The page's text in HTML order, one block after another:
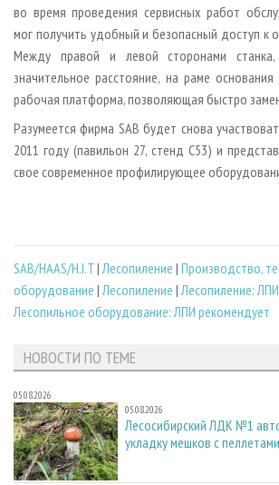
во время проведения сервисных работ
мог получить удобный и безопасный доступ к
Между правой и левой сторонами станка,
значительное расстояние, на раме основания
рабочая платформа, позволяющая быстро
Разумеется фирма SAB будет снова
2011 году (павильон 27, стенд C53) и
свое современное профилирующее
SAB/HAAS/H.I.T|Лесопиление | Производство,
оборудование |Лесопиление |Лесопиление:
Лесопильное оборудование: ЛПИ рекомендует
НОВОСТИ ПО ТЕМЕ
05.08.2026
05.08.2026
Лесосибирский ЛДК №1
укладку мешков с пеллетами